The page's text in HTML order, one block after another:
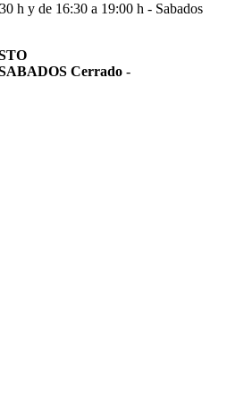
h y de 16:30 a 19:00 h - Sabados
Cerrado -